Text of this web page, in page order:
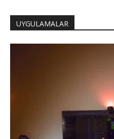
UYGULAMALAR